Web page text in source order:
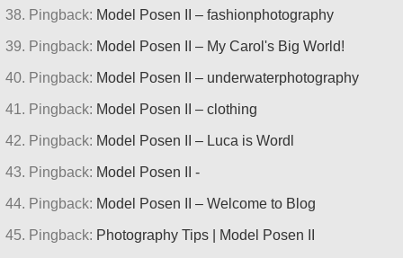
Pingback: Model Posen II – fashionphotography
Pingback: Model Posen II – My Carol's Big World!
Pingback: Model Posen II – underwaterphotography
Pingback: Model Posen II – clothing
Pingback: Model Posen II – Luca is Wordl
Pingback: Model Posen II -
Pingback: Model Posen II – Welcome to Blog
Pingback: Photography Tips | Model Posen II